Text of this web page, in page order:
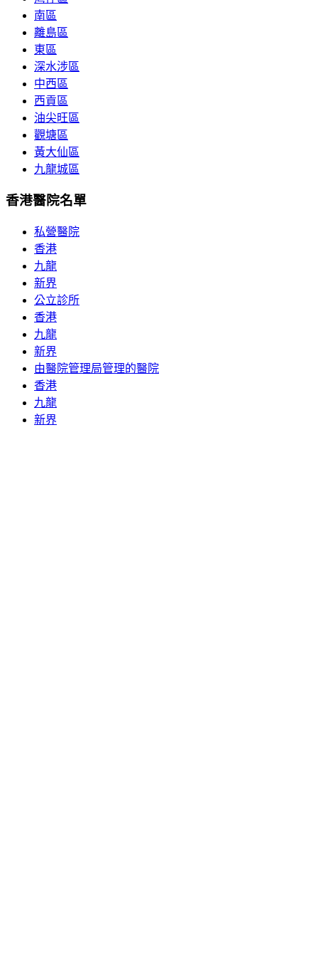
南區
離島區
東區
深水涉區
中西區
西貢區
油尖旺區
觀塘區
黃大仙區
九龍城區
香港醫院名單
私營醫院
香港
九龍
新界
公立診所
香港
九龍
新界
由醫院管理局管理的醫院
香港
九龍
新界